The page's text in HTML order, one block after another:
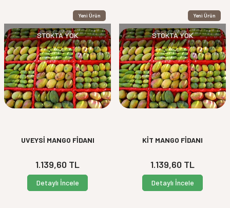
Yeni Ürün
STOKTA YOK
UVEYSİ MANGO FİDANI
1.139,60 TL
Detaylı İncele
Yeni Ürün
STOKTA YOK
KİT MANGO FİDANI
1.139,60 TL
Detaylı İncele